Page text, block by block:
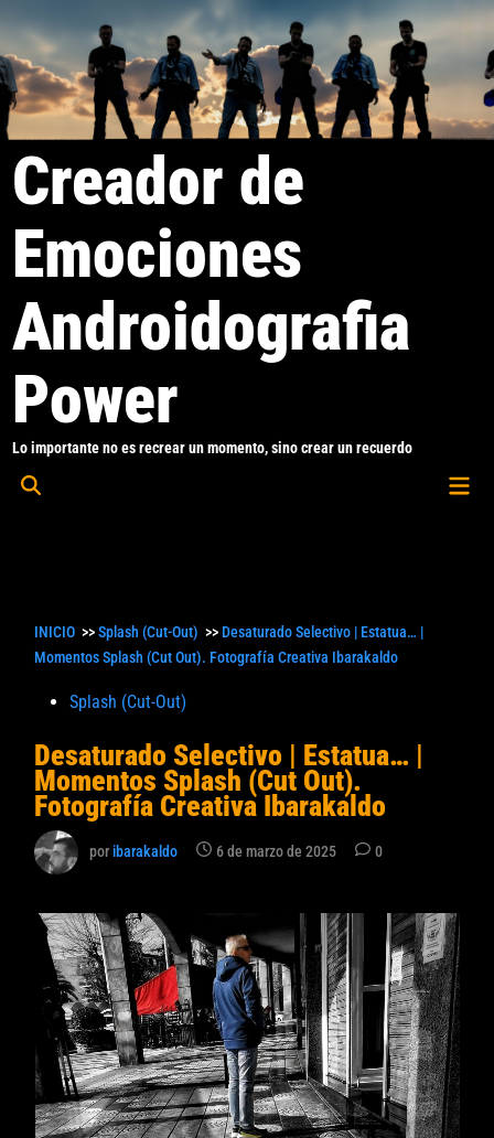
al
contenido
Creador de
Emociones
Androidografia
Power
Lo importante no es recrear un momento, sino crear un recuerdo
Abrir
INICIO >>Splash (Cut-Out) >> Desaturado Selectivo | Estatua… |
Momentos Splash (Cut Out). Fotografía Creativa Ibarakaldo
Publicado
Splash (Cut-Out)
Desaturado Selectivo | Estatua… |
Momentos Splash (Cut Out).
Fotografía Creativa Ibarakaldo
poribarakaldo 6 de marzo de 2025 0